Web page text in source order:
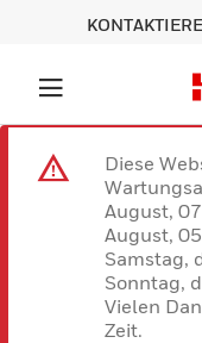
Diese
August,
August,
Samstag,
Sonntag,
Vielen
Zeit.